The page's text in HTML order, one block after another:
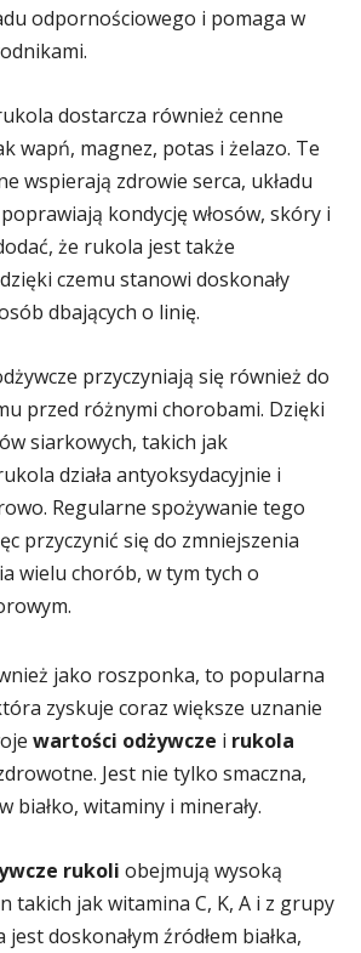
odpornościowego i pomaga w
dostarcza również cenne
wapń, magnez, potas i żelazo. Te
wspierają zdrowie serca, układu
kondycję włosów, skóry i
że rukola jest także
czemu stanowi doskonały
dbających o linię.
przyczyniają się również do
przed różnymi chorobami. Dzięki
siarkowych, takich jak
działa antyoksydacyjnie i
Regularne spożywanie tego
przyczynić się do zmniejszenia
wielu chorób, w tym tych o
jako roszponka, to popularna
zyskuje coraz większe uznanie
wartości odżywcze i rukola
Jest nie tylko smaczna,
białko, witaminy i minerały.
rukoli obejmują wysoką
takich jak witamina C, K, A i z grupy
doskonałym źródłem białka,